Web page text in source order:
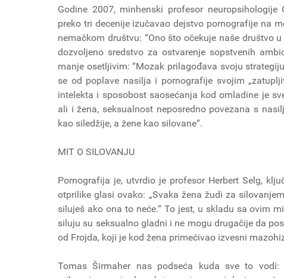
Godine 2007, minhenski profesor
preko tri decenije izučavao dejstvo pornografije na
nemačkom društvu: “Ono što očekuje naše društvo
dozvoljeno sredstvo za ostvarenje sopstvenih
manje osetljivim: “Mozak prilagođava svoju
se od poplave nasilja i pornografije svojim
intelekta i sposobost saosećanja kod omladine je
ali i žena, seksualnost neposredno povezana s
kao siledžije, a žene kao silovane“.
MIT O SILOVANJU
Pornografija je, utvrdio je profesor Herbert Selg,
otprilike glasi ovako: „Svaka žena žudi za
siluješ ako ona to neće.“ To jest, u skladu sa ovim
siluju su seksualno gladni i ne mogu drugačije da
od Frojda, koji je kod žena primećivao izvesni
Tomas Širmaher nas podseća kuda sve to